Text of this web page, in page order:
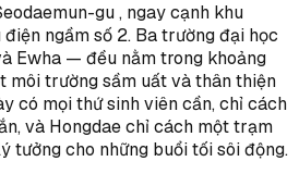
gu , ngay cạnh khu
ngầm số 2. Ba trường đại học
Ewha — đều nằm trong khoảng
môi trường sầm uất và thân thiện
có mọi thứ sinh viên cần, chỉ cách
và Hongdae chỉ cách một trạm
tưởng cho những buổi tối sôi động.